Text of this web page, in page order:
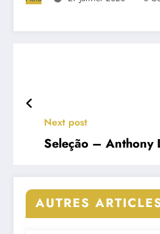
Next post
Seleção – Anthony
AUTRES